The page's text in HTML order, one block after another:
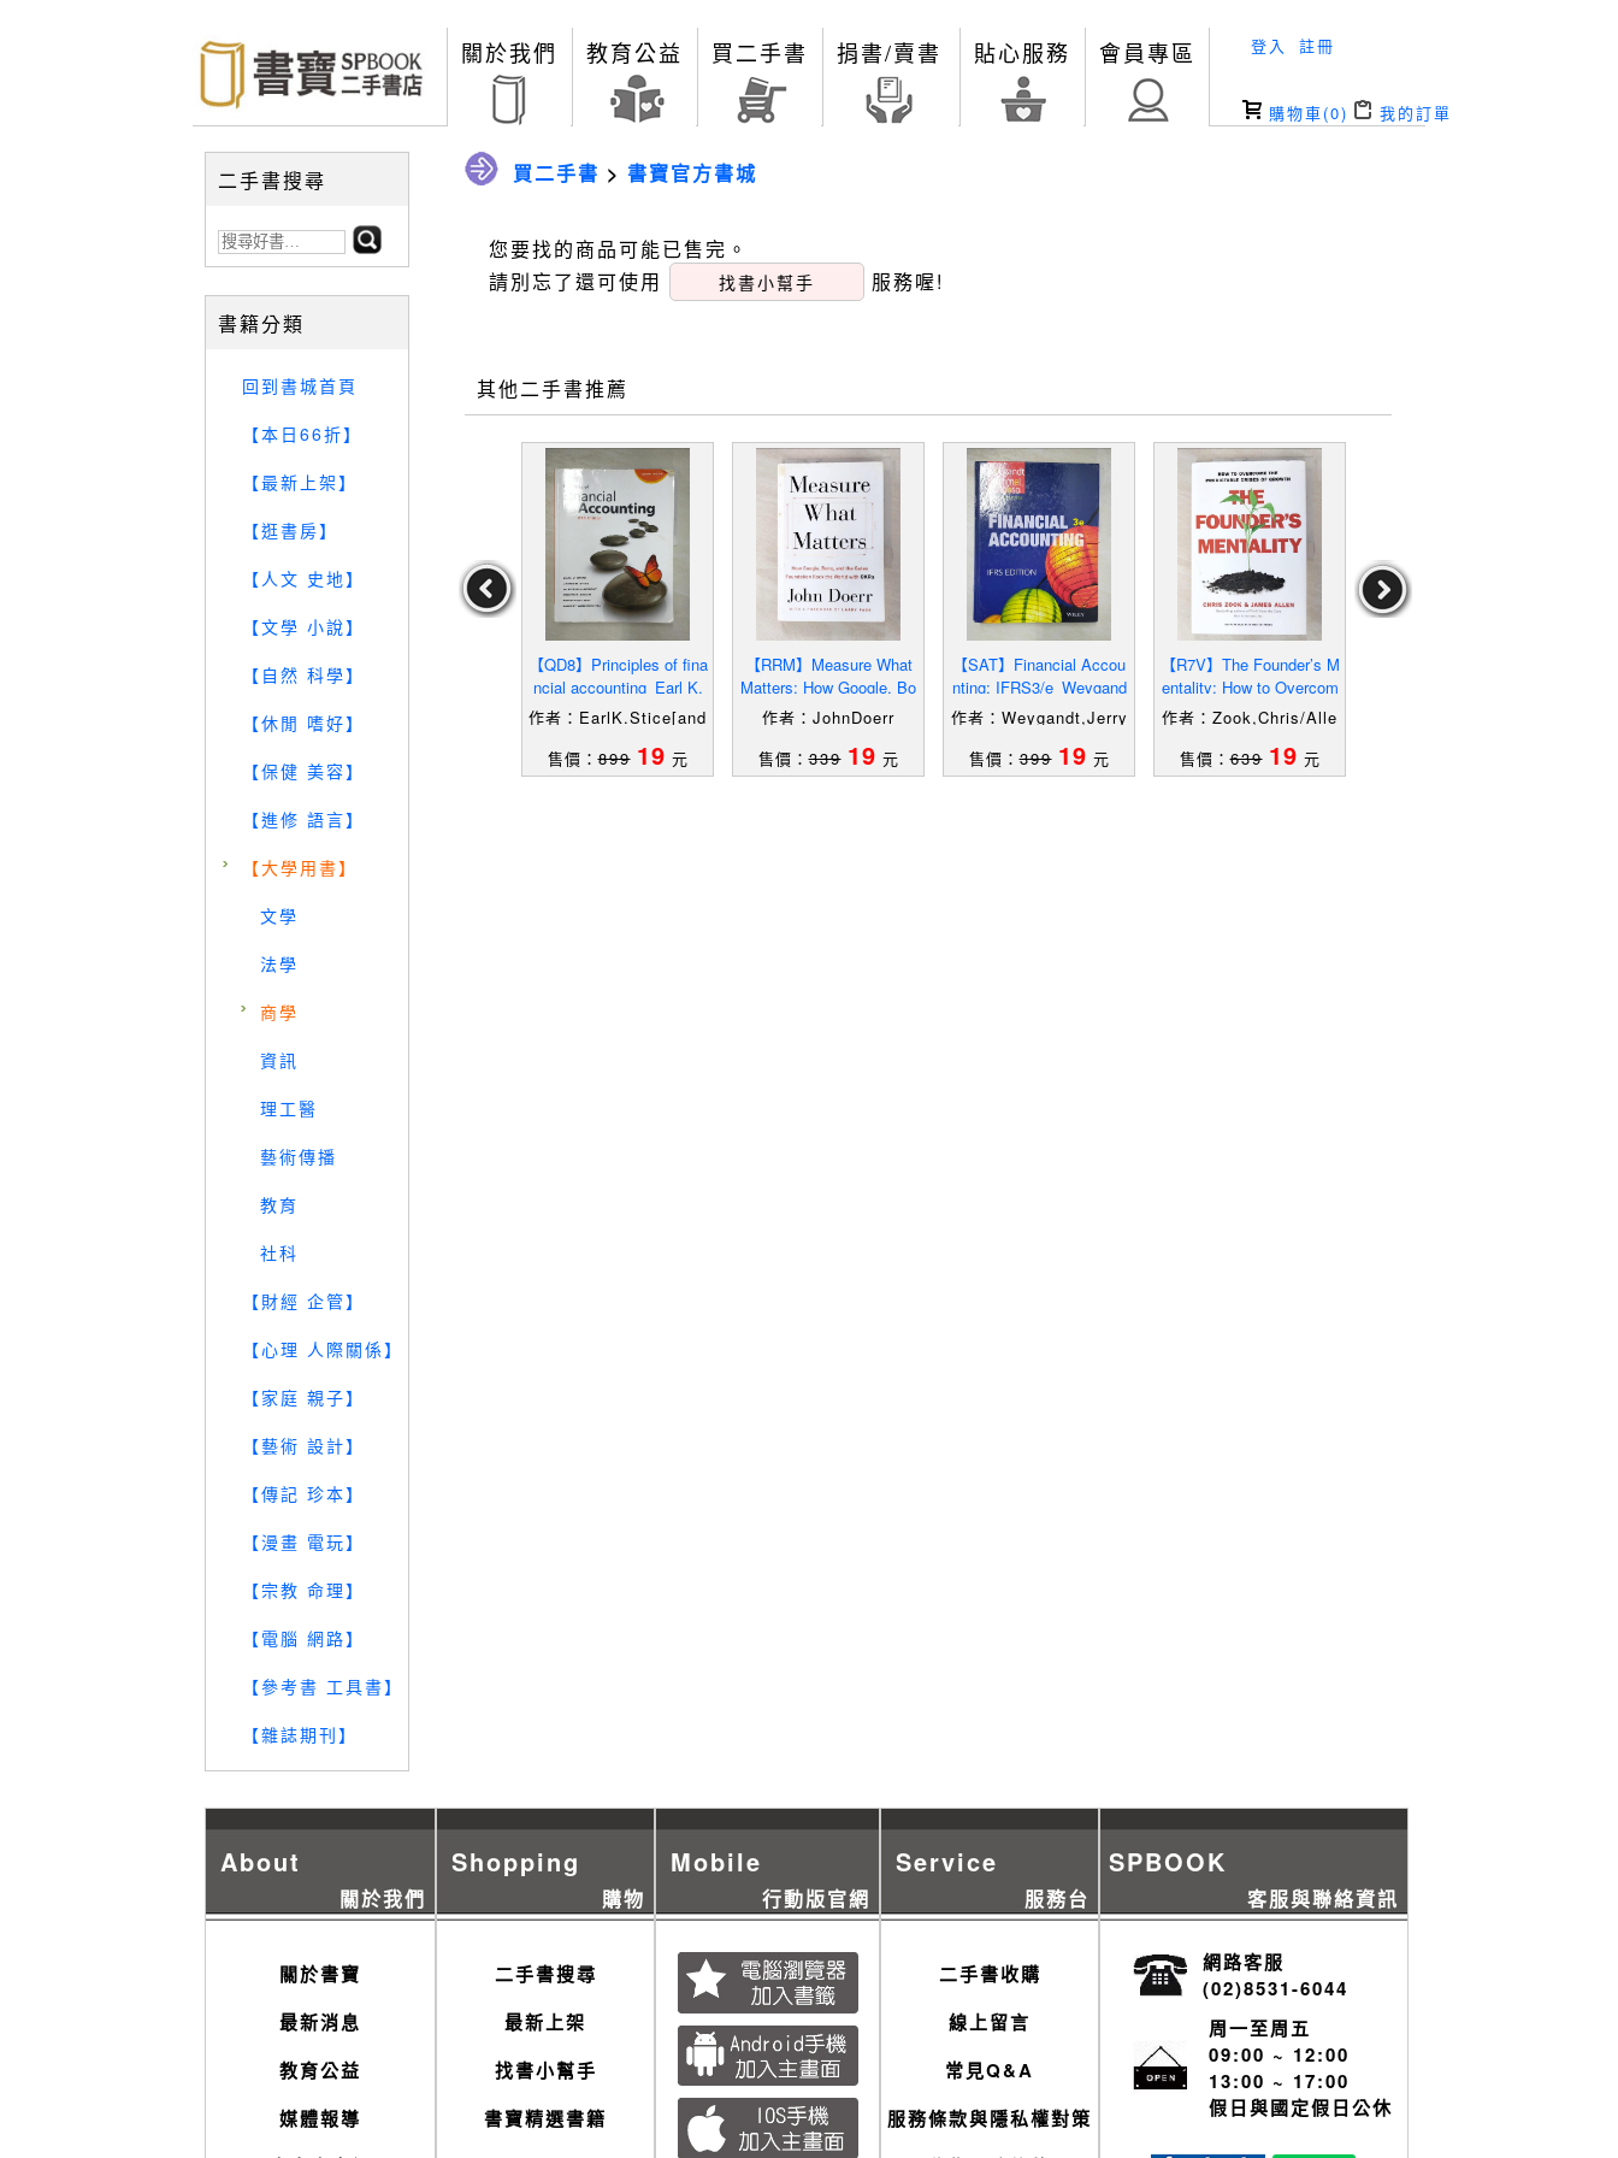
關於我們 教育公益 買二手書 捐書/賣書 貼心服務 會員專區 登入 註冊
購物車(0) 我的訂單
二手書搜尋
書籍分類
回到書城首頁
【本日66折】
【最新上架】
【逛書房】
【人文 史地】
【文學 小說】
【自然 科學】
【休閒 嗜好】
【保健 美容】
【進修 語言】
【大學用書】
文學
法學
商學
資訊
理工醫
藝術傳播
教育
社科
【財經 企管】
【心理 人際關係】
【家庭 親子】
【藝術 設計】
【傳記 珍本】
【漫畫 電玩】
【宗教 命理】
【電腦 網路】
【參考書 工具書】
【雜誌期刊】
買二手書 > 書寶官方書城
您要找的商品可能已售完。
請別忘了還可使用
找書小幫手 服務喔!
其他二手書推薦
【UQM】Must-See Webs
ites for Busy Teachers_V
作者：Vangorp,Lynn
元
【TY8】Business Essent
ials, Global Edition_Ronal
作者：RonaldJ.Ebert,
RickyW.Griffin,Pearso
【QD8】Principles of fina
ncial accounting_Earl K.
Stice [and others]
作者：EarlK.Stice[and
售價：899 19 元
【RRM】Measure What
Matters: How Google, Bo
no, and the Gates Found
作者：JohnDoerr
售價：339 19 元
【SAT】Financial Accou
nting: IFRS3/e_Weygand
t, Jerry J.
作者：Weygandt,Jerry
售價：399 19 元
【R7V】The Founder’s M
entality: How to Overcom
e the Predictable Crise
作者：Zook,Chris/Alle
售價：639 19 元
About
關於我們
關於書寶
最新消息
教育公益
媒體報導
Shopping
購物
二手書搜尋
最新上架
找書小幫手
書寶精選書籍
Mobile
行動版官網
Service
服務台
二手書收購
線上留言
常見Q&A
服務條款與隱私權對策
SPBOOK
客服與聯絡資訊
網路客服
(02)8531-6044
周一至周五
09:00 ~ 12:00
13:00 ~ 17:00
假日與國定假日公休